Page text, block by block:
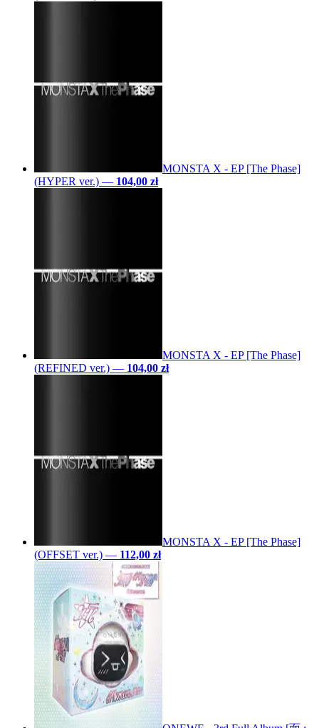
MONSTA X - EP [The Phase]
(HYPER ver.) — 104,00 zł
MONSTA X - EP [The Phase]
(REFINED ver.) — 104,00 zł
MONSTA X - EP [The Phase]
(OFFSET ver.) — 112,00 zł